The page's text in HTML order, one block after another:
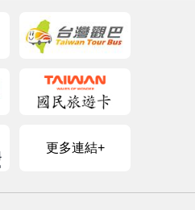
更多連結+